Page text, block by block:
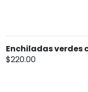
Enchiladas verdes
$220.00